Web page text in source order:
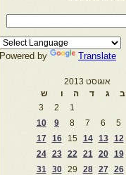
Powered by Translate
אוגוסט 2013
ב ג ד ה ו
ש
1
2
3
5
6
7
8
9
10
12
13
14
15
16
17
19
20
21
22
23
24
26
27
28
29
30
31